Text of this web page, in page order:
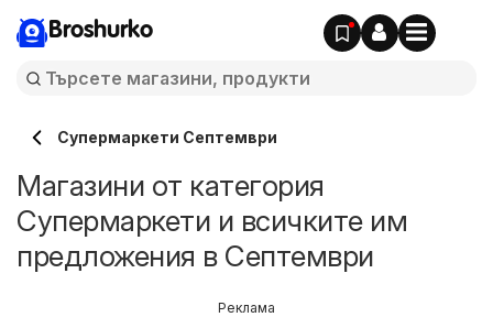
Broshurko
Супермаркети Септември
Магазини от категория
Супермаркети и всичките им
предложения в Септември
Реклама